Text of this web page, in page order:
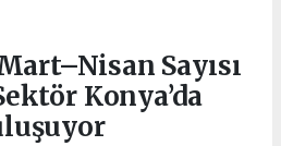
Sayısı
Konya’da